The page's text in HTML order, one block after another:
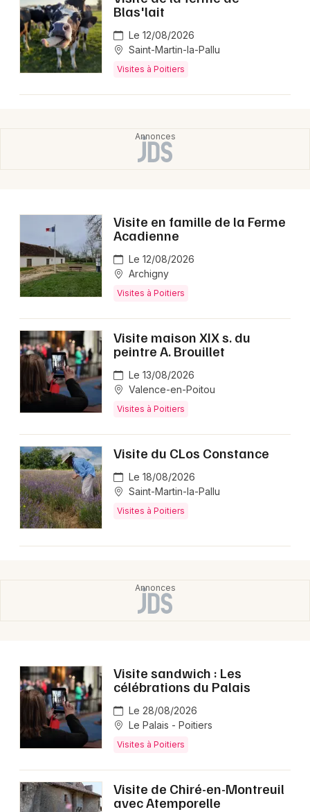
Spectacles
Concerts
Sports
Sorties & loisirs
Visites dans la Vienne
Visites en Poitou-Charente
Visites en Nouvelle-Aquitaine
Newsletter des sorties
Artistes en tournée
Actus à Poitiers
Magazine à Poitiers
86 - Vienne
Mon email
Je m'abonne
Montpellier
Nantes
Nice
Paris
Blas'lait
Le 12/08/2026
Saint-Martin-la-Pallu
Visites à Poitiers
Visite en famille de la Ferme
Acadienne
Le 12/08/2026
Archigny
Visites à Poitiers
Visite maison XIX s. du
peintre A. Brouillet
Le 13/08/2026
Valence-en-Poitou
Visites à Poitiers
Visite du CLos Constance
Le 18/08/2026
Saint-Martin-la-Pallu
Visites à Poitiers
Visite sandwich : Les
célébrations du Palais
Le 28/08/2026
Le Palais - Poitiers
Visites à Poitiers
Visite de Chiré-en-Montreuil
avec Atemporelle